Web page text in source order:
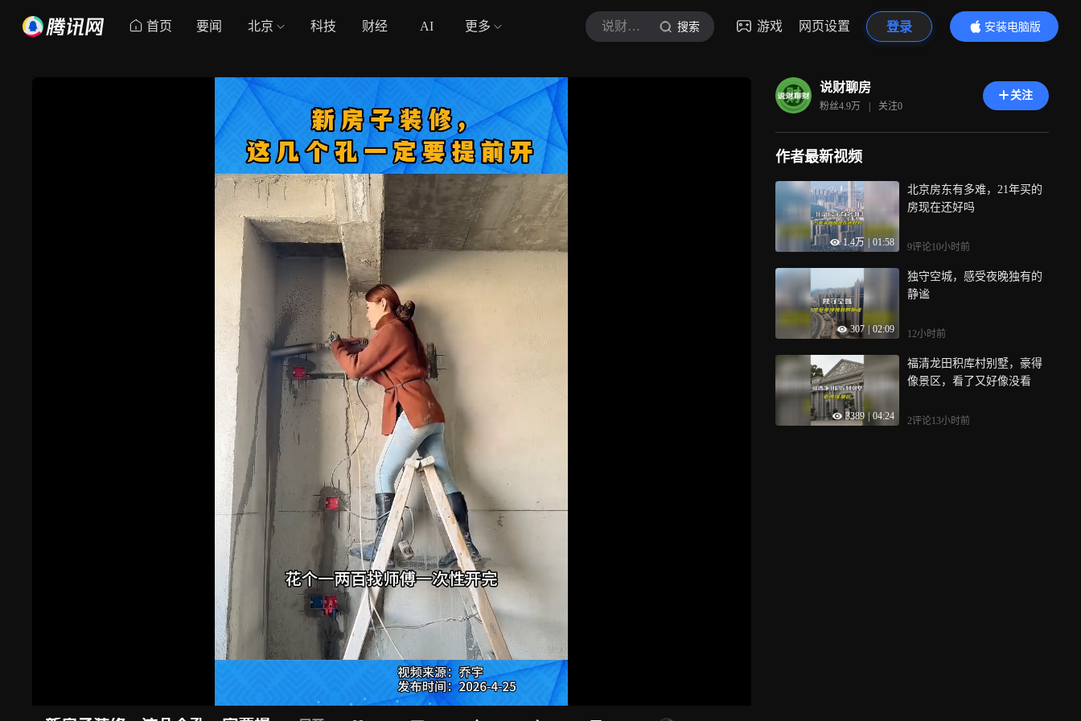
首页 要闻 北京 科技 财经 AI 更多 说财聊房 搜索 游戏 网页设置 登录
安装电脑版
内容更精彩
说财聊房
粉丝4.9万 | 关注0
关注
作者最新视频
1.4万 | 01:58
北京房东有多难，21年买的
房现在还好吗
9评论10小时前
307 02:09
独守空城，感受夜晚独有的
静谧
12小时前
3389 04:24
福清龙田积库村别墅，豪得
像景区，看了又好像没看
2评论13小时前